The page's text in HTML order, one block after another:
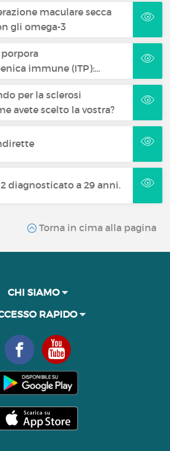
maculare secca
gli omega-3
porpora
immune (ITP):…
per la sclerosi
avete scelto la vostra?
diagnosticato a 29 anni.
Torna in cima alla pagina
CHI SIAMO
RAPIDO